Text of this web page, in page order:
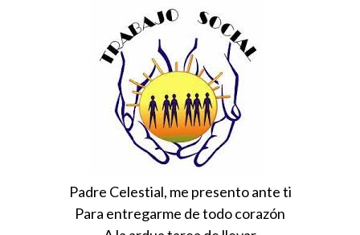
Padre Celestial, me presento ante ti
Para entregarme de todo corazón